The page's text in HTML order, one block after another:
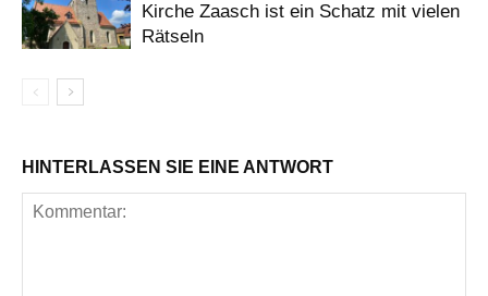
Kirche Zaasch ist ein Schatz mit vielen
Rätseln
HINTERLASSEN SIE EINE ANTWORT